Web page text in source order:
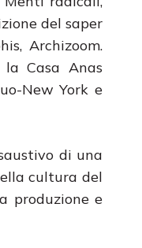
del saper
Archizoom.
Casa Anas
New York e
di una
cultura del
produzione e